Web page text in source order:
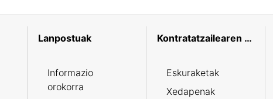
Lanpostuak
Informazio
orokorra
Kontratatzailearen profila
Eskuraketak
Xedapenak